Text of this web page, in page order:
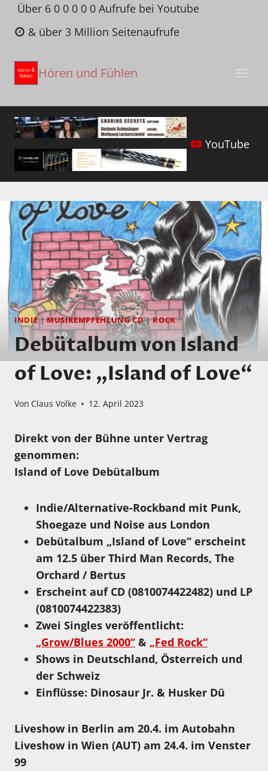
Zum
Inhalt
springen
Über 6 0 0 0 0 0 Aufrufe bei Youtube
& über 3 Million Seitenaufrufe
Hören und Fühlen
YouTube
INDIE|MUSIKEMPFEHLUNG CD|ROCK
Debütalbum von Island
of Love: „Island of Love“
Von Claus Volke 12. April 2023
Direkt von der Bühne unter Vertrag
genommen:
Island of Love Debütalbum
Indie/Alternative-Rockband mit Punk,
Shoegaze und Noise aus London
Debütalbum „Island of Love“ erscheint
am 12.5 über Third Man Records, The
Orchard / Bertus
Erscheint auf CD (0810074422482) und LP
(0810074422383)
Zwei Singles veröffentlicht:
„Grow/Blues 2000“ & „Fed Rock“
Shows in Deutschland, Österreich und
der Schweiz
Einflüsse: Dinosaur Jr. & Husker Dü
Liveshow in Berlin am 20.4. im Autobahn
Liveshow in Wien (AUT) am 24.4. im Venster
99